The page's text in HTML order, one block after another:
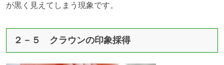
が黒く見えてしまう現象です。
２－５ クラウンの印象採得